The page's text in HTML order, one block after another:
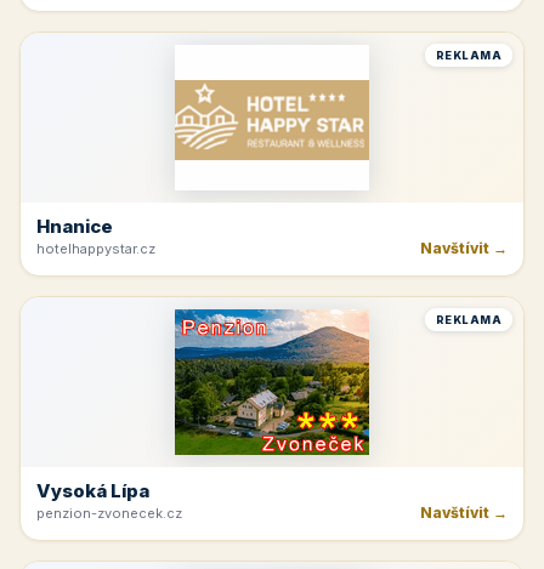
REKLAMA
Hnanice
hotelhappystar.cz Navštívit →
REKLAMA
Vysoká Lípa
penzion-zvonecek.cz Navštívit →